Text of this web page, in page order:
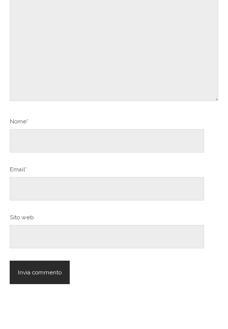
Nome*
Email*
Sito web